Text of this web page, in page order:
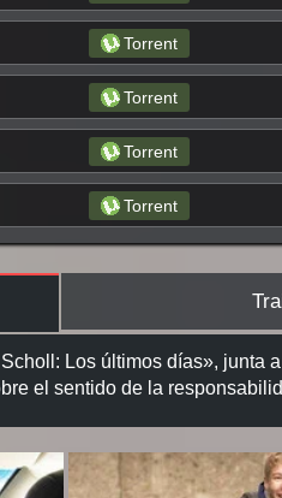
Torrent
Torrent
Torrent
Torrent
Los últimos días»,
el sentido de la